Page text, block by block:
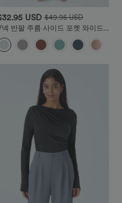
+9
USD $49.95 USD
넥 반팔 주름 사이드 포켓 와이드
플로위 와플 캐주얼 점프수트